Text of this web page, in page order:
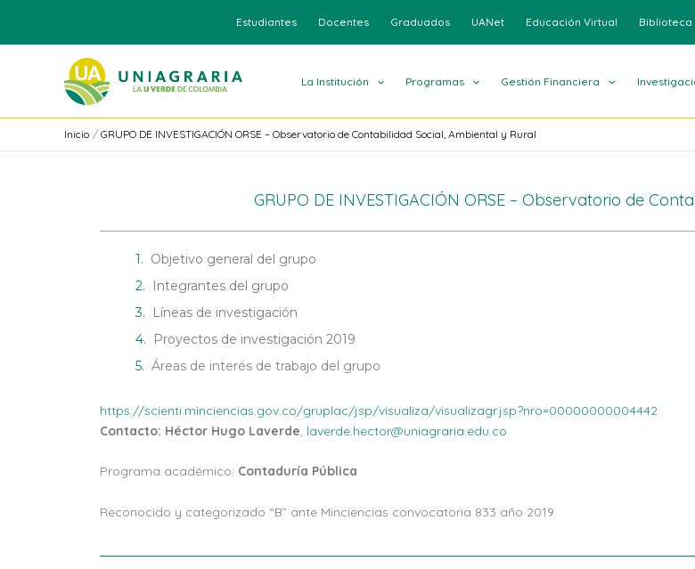
contenido
Estudiantes Docentes Graduados UANet Educación Virtual Biblioteca
La Institución Programas Gestión Financiera
Inicio GRUPO DE INVESTIGACIÓN ORSE – Observatorio de Contabilidad Social, Ambiental y Rural
GRUPO DE INVESTIGACIÓN ORSE – Observatorio de
Objetivo general del grupo
Integrantes del grupo
Líneas de investigación
Proyectos de investigación 2019
Áreas de interés de trabajo del grupo
https://scienti.minciencias.gov.co/gruplac/jsp/visualiza/visualizagr.jsp?nro=00000000004442
Contacto: Héctor Hugo Laverde, laverde.hector@uniagraria.edu.co
Programa académico: Contaduría Pública
Reconocido y categorizado “B” ante Minciencias convocatoria 833 año 2019